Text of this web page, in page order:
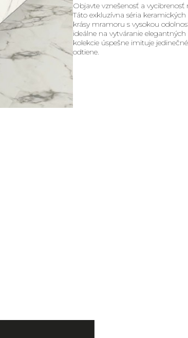
Objavte vznešenosť a
Táto exkluzívna séria
krásy mramoru s vysokou
ideálne na vytváranie
kolekcie úspešne imituje
odtiene.